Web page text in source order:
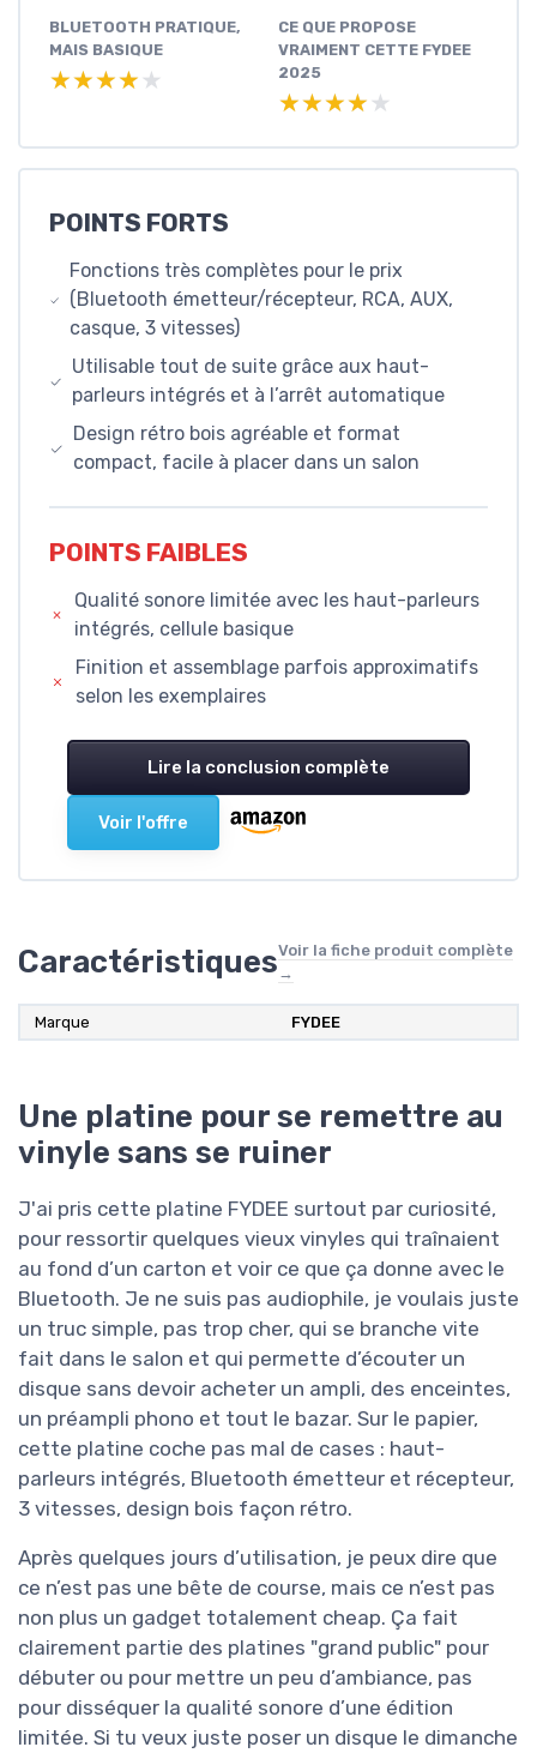
BLUETOOTH PRATIQUE,
MAIS BASIQUE
★★★★★
★★★★★
CE QUE PROPOSE
VRAIMENT CETTE FYDEE
2025
★★★★★
★★★★★
POINTS FORTS
Fonctions très complètes pour le prix
(Bluetooth émetteur/récepteur, RCA, AUX,
casque, 3 vitesses)
Utilisable tout de suite grâce aux haut-
parleurs intégrés et à l’arrêt automatique
Design rétro bois agréable et format
compact, facile à placer dans un salon
POINTS FAIBLES
Qualité sonore limitée avec les haut-parleurs
intégrés, cellule basique
Finition et assemblage parfois approximatifs
selon les exemplaires
Lire la conclusion complète
Voir l'offre
CaractéristiquesVoir la fiche produit complète
→
Marque ‎FYDEE
Une platine pour se remettre au
vinyle sans se ruiner
J'ai pris cette platine FYDEE surtout par curiosité,
pour ressortir quelques vieux vinyles qui traînaient
au fond d’un carton et voir ce que ça donne avec le
Bluetooth. Je ne suis pas audiophile, je voulais juste
un truc simple, pas trop cher, qui se branche vite
fait dans le salon et qui permette d’écouter un
disque sans devoir acheter un ampli, des enceintes,
un préampli phono et tout le bazar. Sur le papier,
cette platine coche pas mal de cases : haut-
parleurs intégrés, Bluetooth émetteur et récepteur,
3 vitesses, design bois façon rétro.
Après quelques jours d’utilisation, je peux dire que
ce n’est pas une bête de course, mais ce n’est pas
non plus un gadget totalement cheap. Ça fait
clairement partie des platines "grand public" pour
débuter ou pour mettre un peu d’ambiance, pas
pour disséquer la qualité sonore d’une édition
limitée. Si tu veux juste poser un disque le dimanche